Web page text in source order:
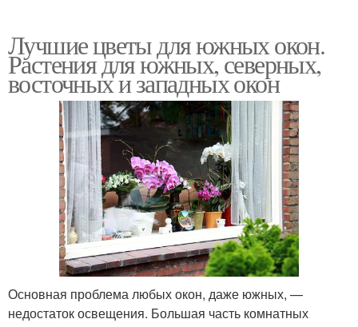
Лучшие цветы для южных окон.
Растения для южных, северных,
восточных и западных окон
Основная проблема любых окон, даже южных, —
недостаток освещения. Большая часть комнатных